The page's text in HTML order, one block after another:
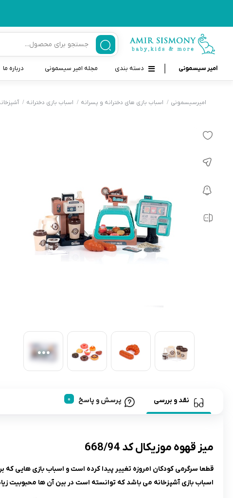
امیر سیسمونی دسته بندی
قاب و بندپستانک
مسواک و خمیر دندان کودک
تب سنج نوزاد و کودک
رابط و پد سینه
دستگاه بخور سرد کودک
لوازم حمام نوزاد
لوازم اتاق نوزاد و کودک
اسباب بازی دخترانه و پسرانه
مجله امیر سیسمونی درباره ما
امیرسیسمونی اسباب بازی های دخترانه و پسرانه اسباب بازی دخترانه
نقد و بررسی پرسش و پاسخ
میز قهوه موزیکال کد 668/94
قطعا سرگرمی کودکان امروزه تغییر پیدا کرده است و اسباب بازی هایی که
اسباب بازی آشپزخانه می باشد که توانسته است در بین آن ها محبوبیت